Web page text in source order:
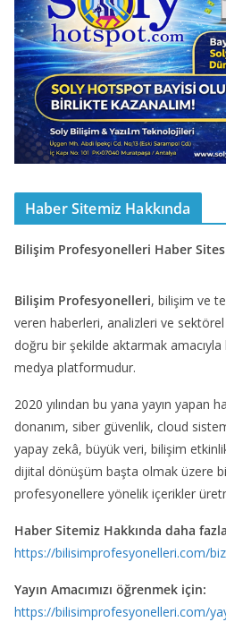
Haber Sitemiz Hakkında
Bilişim Profesyonelleri Haber
Bilişim Profesyonelleri, bilişim ve
veren haberleri, analizleri ve sektörel
doğru bir şekilde aktarmak amacıyla
medya platformudur.
2020 yılından bu yana yayın yapan
donanım, siber güvenlik, cloud
yapay zekâ, büyük veri, bilişim
dijital dönüşüm başta olmak üzere
profesyonellere yönelik içerikler
Haber Sitemiz Hakkında daha
https://bilisimprofesyonelleri.com/
Yayın Amacımızı öğrenmek için:
https://bilisimprofesyonelleri.com/